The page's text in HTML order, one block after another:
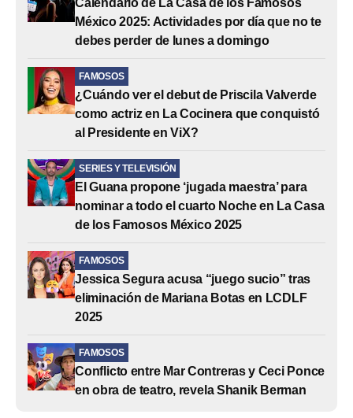
Calendario de La Casa de los Famosos
México 2025: Actividades por día que no te
debes perder de lunes a domingo
FAMOSOS
¿Cuándo ver el debut de Priscila Valverde
como actriz en La Cocinera que conquistó
al Presidente en ViX?
SERIES Y TELEVISIÓN
El Guana propone ‘jugada maestra’ para
nominar a todo el cuarto Noche en La Casa
de los Famosos México 2025
FAMOSOS
Jessica Segura acusa “juego sucio” tras
eliminación de Mariana Botas en LCDLF
2025
FAMOSOS
Conflicto entre Mar Contreras y Ceci Ponce
en obra de teatro, revela Shanik Berman